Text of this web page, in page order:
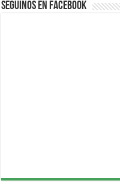
Seguinos en Facebook